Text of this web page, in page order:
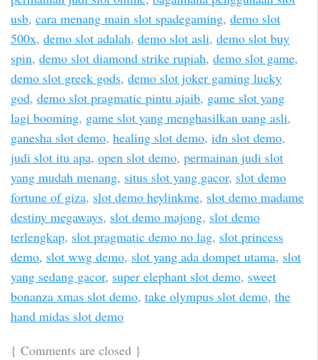
usb, cara menang main slot spadegaming, demo slot
500x, demo slot adalah, demo slot asli, demo slot buy
spin, demo slot diamond strike rupiah, demo slot game,
demo slot greek gods, demo slot joker gaming lucky
god, demo slot pragmatic pintu ajaib, game slot yang
lagi booming, game slot yang menghasilkan uang asli,
ganesha slot demo, healing slot demo, idn slot demo,
judi slot itu apa, open slot demo, permainan judi slot
yang mudah menang, situs slot yang gacor, slot demo
fortune of giza, slot demo heylinkme, slot demo madame
destiny megaways, slot demo majong, slot demo
terlengkap, slot pragmatic demo no lag, slot princess
demo, slot wwg demo, slot yang ada dompet utama, slot
yang sedang gacor, super elephant slot demo, sweet
bonanza xmas slot demo, take olympus slot demo, the
hand midas slot demo
{ Comments are closed }